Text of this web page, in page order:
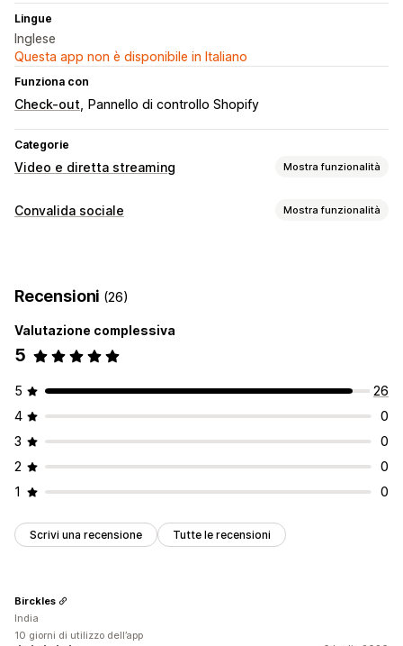
Lingue
Inglese
Questa app non è disponibile in Italiano
Funziona con
Check-out Pannello di controllo Shopify
Categorie
Video e diretta streaming Mostra funzionalità
Gestione dei video
Personalizzazione
Widget per i video Video incorporati
Adattivo per dispositivi mobili
Convalida sociale Mostra funzionalità
Visualizzazioni dei prodotti
Layout personalizzati
Analisi
Monitoraggio del coinvolgimento
Recensioni (26)
Valutazione complessiva
5
5
26
4
0
3
0
2
0
1
0
Scrivi una recensione Tutte le recensioni
Birckles
India
10 giorni di utilizzo dell’app